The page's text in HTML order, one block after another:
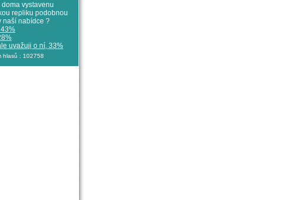
doma vystavenu
repliku podobnou
naší nabídce ?
uvažuji o ní, 33%
hlasů : 102758